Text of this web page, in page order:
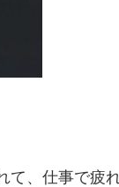
て、仕事で疲